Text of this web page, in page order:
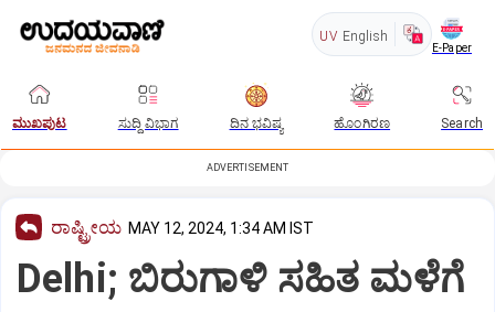
UV English
E-Paper
ಮುಖಪುಟ ಸುದ್ದಿ ವಿಭಾಗ ದಿನ ಭವಿಷ್ಯ ಹೊಂಗಿರಣ Search
ADVERTISEMENT
ರಾಷ್ಟ್ರೀಯ MAY 12, 2024, 1:34 AM IST
Delhi; ಬಿರುಗಾಳಿ ಸಹಿತ ಮಳೆಗೆ